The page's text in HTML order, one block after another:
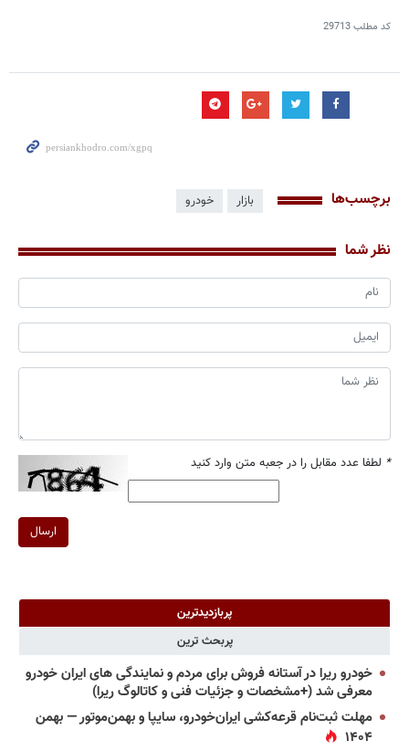
کد مطلب29713
برچسب‌ها بازار خودرو
نظر شما
* لطفا عدد مقابل را در جعبه متن وارد کنید
ارسال
پربازدیدترین
پربحث ترین
خودرو ریرا در آستانه فروش برای مردم و نمایندگی های ایران خودرو
معرفی شد (+مشخصات و جزئیات فنی و کاتالوگ ریرا)
مهلت ثبت‌نام قرعه‌کشی ایران‌خودرو، سایپا و بهمن‌موتور — بهمن
۱۴۰۴